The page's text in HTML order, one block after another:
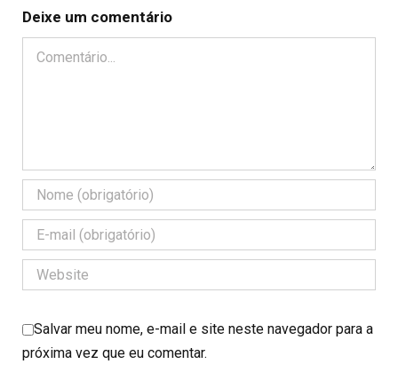
Deixe um comentário
Comentário
Salvar meu nome, e-mail e site neste navegador para a
próxima vez que eu comentar.